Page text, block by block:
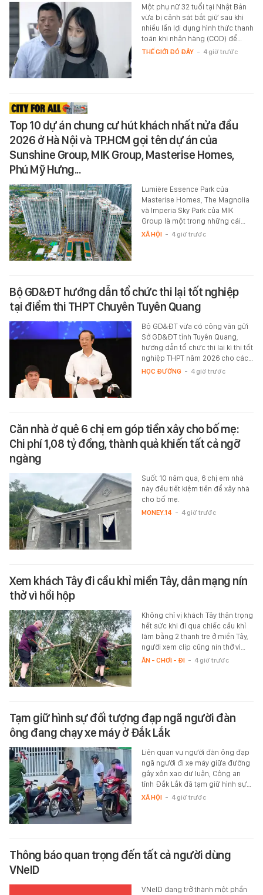
Một phụ nữ 32 tuổi tại Nhật Bản
vừa bị cảnh sát bắt giữ sau khi
nhiều lần lợi dụng hình thức thanh
toán khi nhận hàng (COD) để…
THẾ GIỚI ĐÓ ĐÂY - 4 giờ trước
Top 10 dự án chung cư hút khách nhất nửa đầu
2026 ở Hà Nội và TP.HCM gọi tên dự án của
Sunshine Group, MIK Group, Masterise Homes,
Phú Mỹ Hưng...
Lumière Essence Park của
Masterise Homes, The Magnolia
và Imperia Sky Park của MIK
Group là một trong những cái…
XÃ HỘI - 4 giờ trước
Bộ GD&ĐT hướng dẫn tổ chức thi lại tốt nghiệp
tại điểm thi THPT Chuyên Tuyên Quang
Bộ GD&ĐT vừa có công văn gửi
Sở GD&ĐT tỉnh Tuyên Quang,
hướng dẫn tổ chức thi lại kì thi tốt
nghiệp THPT năm 2026 cho các…
HỌC ĐƯỜNG - 4 giờ trước
Căn nhà ở quê 6 chị em góp tiền xây cho bố mẹ:
Chi phí 1,08 tỷ đồng, thành quả khiến tất cả ngỡ
ngàng
Suốt 10 năm qua, 6 chị em nhà
này đều tiết kiệm tiền để xây nhà
cho bố mẹ.
MONEY.14 - 4 giờ trước
Xem khách Tây đi cầu khỉ miền Tây, dân mạng nín
thở vì hồi hộp
Không chỉ vị khách Tây thận trọng
hết sức khi đi qua chiếc cầu khỉ
làm bằng 2 thanh tre ở miền Tây,
người xem clip cũng nín thở vì…
ĂN - CHƠI - ĐI - 4 giờ trước
Tạm giữ hình sự đối tượng đạp ngã người đàn
ông đang chạy xe máy ở Đắk Lắk
Liên quan vụ người đàn ông đạp
ngã người đi xe máy giữa đường
gây xôn xao dư luận, Công an
tỉnh Đắk Lắk đã tạm giữ hình sự…
XÃ HỘI - 4 giờ trước
Thông báo quan trọng đến tất cả người dùng
VNeID
VNeID đang trở thành một phần